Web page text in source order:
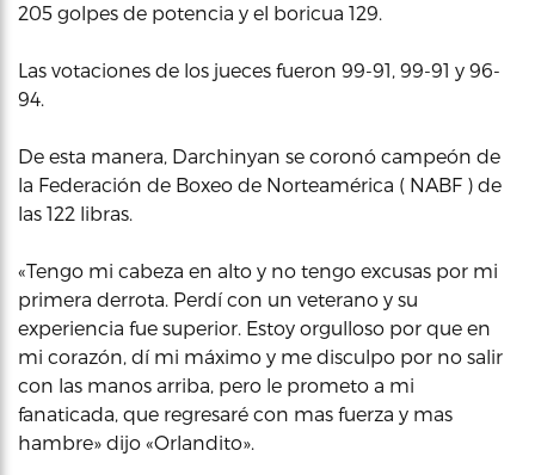
205 golpes de potencia y el boricua 129.
Las votaciones de los jueces fueron 99-91, 99-91 y 96-
94.
De esta manera, Darchinyan se coronó campeón de
la Federación de Boxeo de Norteamérica ( NABF ) de
las 122 libras.
«Tengo mi cabeza en alto y no tengo excusas por mi
primera derrota. Perdí con un veterano y su
experiencia fue superior. Estoy orgulloso por que en
mi corazón, dí mi máximo y me disculpo por no salir
con las manos arriba, pero le prometo a mi
fanaticada, que regresaré con mas fuerza y mas
hambre» dijo «Orlandito».